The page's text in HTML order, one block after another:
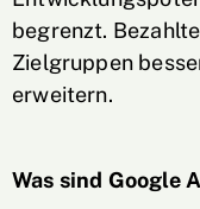
begrenzt.
Zielgruppen
erweitern.
Was sind Google